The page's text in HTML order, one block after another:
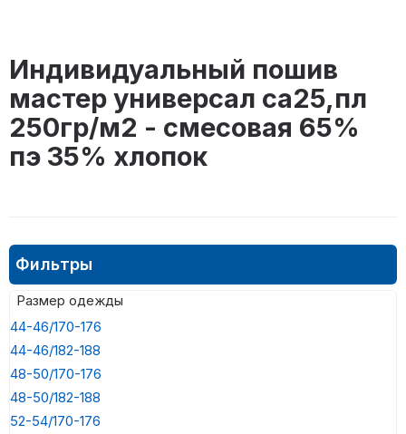
Индивидуальный пошив
мастер универсал са25,пл
250гр/м2 - смесовая 65%
пэ 35% хлопок
Фильтры
Размер одежды
44-46/170-176
44-46/182-188
48-50/170-176
48-50/182-188
52-54/170-176